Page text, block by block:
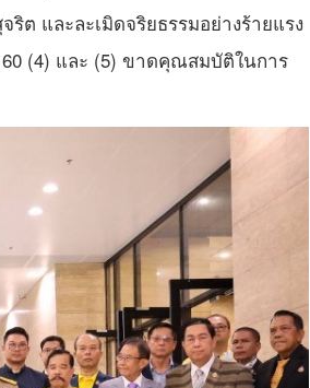
ต และละเมิดจริยธรรมอย่างร้ายแรง
(4) และ (5) ขาดคุณสมบัติในการ